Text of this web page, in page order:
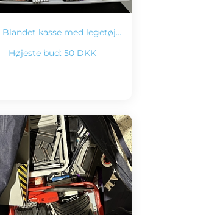
Blandet kasse med legetøj…
Højeste bud: 50 DKK